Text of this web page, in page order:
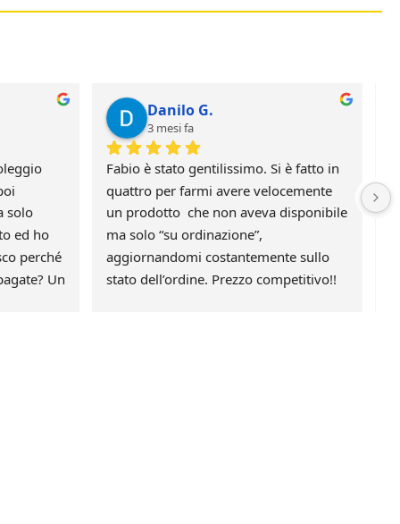
solo
ed ho
perché
Un
Danilo G.
3 mesi fa
Fabio è stato gentilissimo. Si è fatto in
quattro per farmi avere velocemente
un prodotto  che non aveva disponibile
ma solo “su ordinazione”,
aggiornandomi costantemente sullo
stato dell’ordine. Prezzo competitivo!!